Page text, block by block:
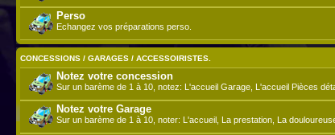
Perso
Echangez vos préparations perso.
CONCESSIONS / GARAGES / ACCESSOIRISTES.
Notez votre concession
Sur un barème de 1 à 10, notez: L'accueil Garage, L'accueil Pièces
Notez votre Garage
Sur un barème de 1 à 10, noter: L'accueil, La prestation, La